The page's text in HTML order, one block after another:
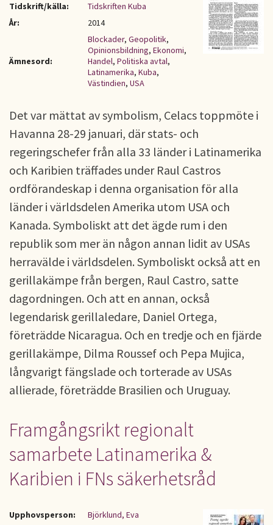
Tidskrift/källa:
Tidskriften Kuba
År:
2014
Ämnesord:
Blockader, Geopolitik,
Opinionsbildning, Ekonomi,
Handel, Politiska avtal,
Latinamerika, Kuba,
Västindien, USA
Det var mättat av symbolism, Celacs toppmöte i
Havanna 28-29 januari, där stats- och
regeringschefer från alla 33 länder i Latinamerika
och Karibien träffades under Raul Castros
ordförandeskap i denna organisation för alla
länder i världsdelen Amerika utom USA och
Kanada. Symboliskt att det ägde rum i den
republik som mer än någon annan lidit av USAs
herravälde i världsdelen. Symboliskt också att en
gerillakämpe från bergen, Raul Castro, satte
dagordningen. Och att en annan, också
legendarisk gerillaledare, Daniel Ortega,
företrädde Nicaragua. Och en tredje och en fjärde
gerillakämpe, Dilma Roussef och Pepa Mujica,
långvarigt fängslade och torterade av USAs
allierade, företrädde Brasilien och Uruguay.
Framgångsrikt regionalt
samarbete Latinamerika &
Karibien i FNs säkerhetsråd
Upphovsperson:
Björklund, Eva